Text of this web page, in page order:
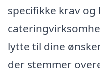
specifikke krav og
lytte til dine
der stemmer